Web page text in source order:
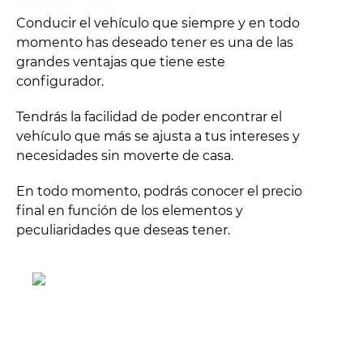
Conducir el vehículo que siempre y en todo
momento has deseado tener es una de las
grandes ventajas que tiene este
configurador.
Tendrás la facilidad de poder encontrar el
vehículo que más se ajusta a tus intereses y
necesidades sin moverte de casa.
En todo momento, podrás conocer el precio
final en función de los elementos y
peculiaridades que deseas tener.